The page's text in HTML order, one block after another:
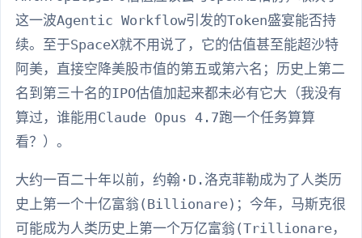
这一波Agentic Workflow引发的Token盛宴能否持
续。至于SpaceX就不用说了，它的估值甚至能超沙特
阿美，直接空降美股市值的第五或第六名；历史上第二
名到第三十名的IPO估值加起来都未必有它大（我没有
算过，谁能用Claude Opus 4.7跑一个任务算算
看？）。
大约一百二十年以前，约翰·D.洛克菲勒成为了人类历
史上第一个十亿富翁(Billionare)；今年，马斯克很
可能成为人类历史上第一个万亿富翁(Trillionare，